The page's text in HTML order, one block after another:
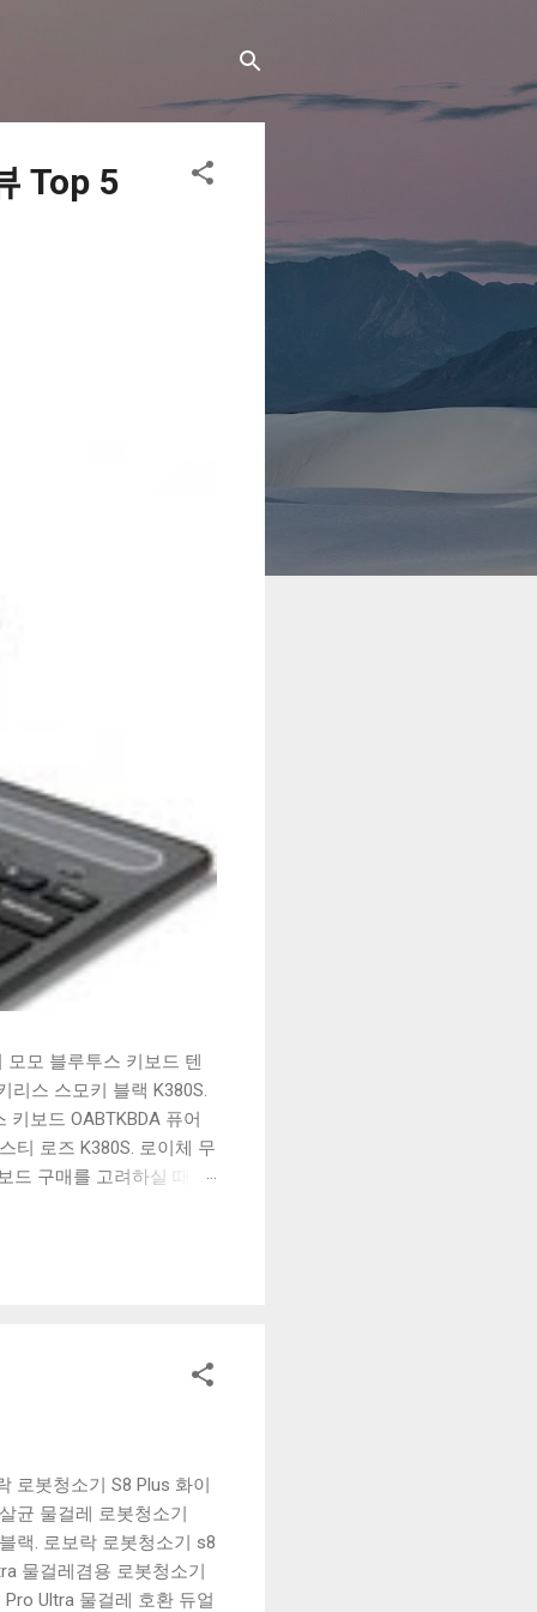
Top 5
모모 블루투스 키보드 텐
리스 스모키 블랙 K380S.
보드 OABTKBDA 퓨어
티 로즈 K380S. 로이체 무
드 구매를 고려하실 때, 추
로봇청소기 S8 Plus 화이
균 물걸레 로봇청소기
랙. 로보락 로봇청소기 s8
물걸레겸용 로봇청소기
Ultra 물걸레 호환 듀얼